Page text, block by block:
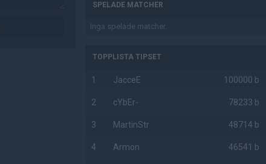
SPELADE MATCHER
Inga spelade matcher.
TOPPLISTA TIPSET
1 JacceE 100000 b
2 cYbEr- 78233 b
3 MartinStr 48714 b
4 Armon 46541 b